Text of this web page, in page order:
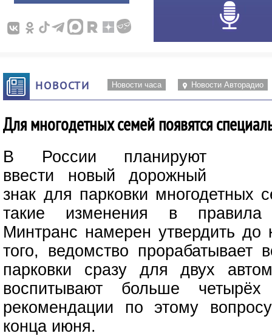
НОВОСТИ Новости часа Новости Авторадио
Для многодетных семей появятся
В России планируют
ввести новый дорожный
знак для парковки
такие изменения в правила
Минтранс намерен утвердить до
того, ведомство прорабатывает
парковки сразу для двух
воспитывают больше
рекомендации по этому
конца июня.